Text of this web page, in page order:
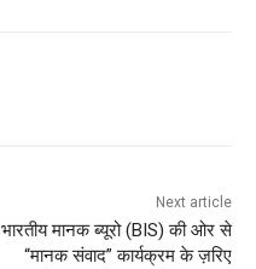
Next article
भारतीय मानक ब्यूरो (BIS) की ओर से
“मानक संवाद” कार्यक्रम के ज़रिए